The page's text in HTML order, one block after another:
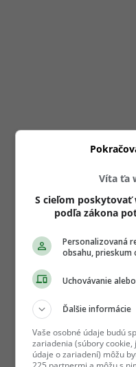
Víta ťa
S cieľom poskytovať
podľa zákona
Personalizovaná
obsahu, prieskum
Uchovávanie
Ďalšie informácie
Vaše osobné údaje budú
zariadenia (súbory
údaje o zariadení) môžu